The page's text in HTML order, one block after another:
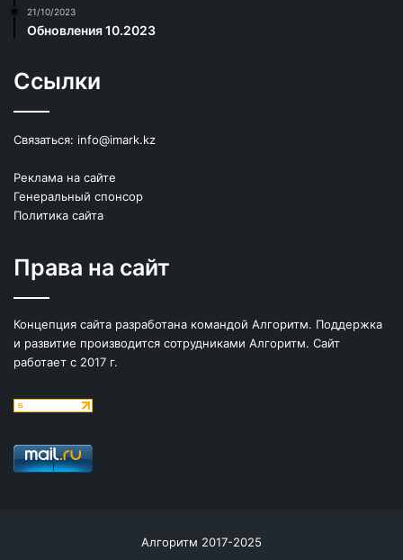
21/10/2023
Обновления 10.2023
Ссылки
Связаться: info@imark.kz
Реклама на сайте
Генеральный спонсор
Политика сайта
Права на сайт
Концепция сайта разработана командой Алгоритм. Поддержка
и развитие производится сотрудниками Алгоритм. Сайт
работает с 2017 г.
Алгоритм 2017-2025